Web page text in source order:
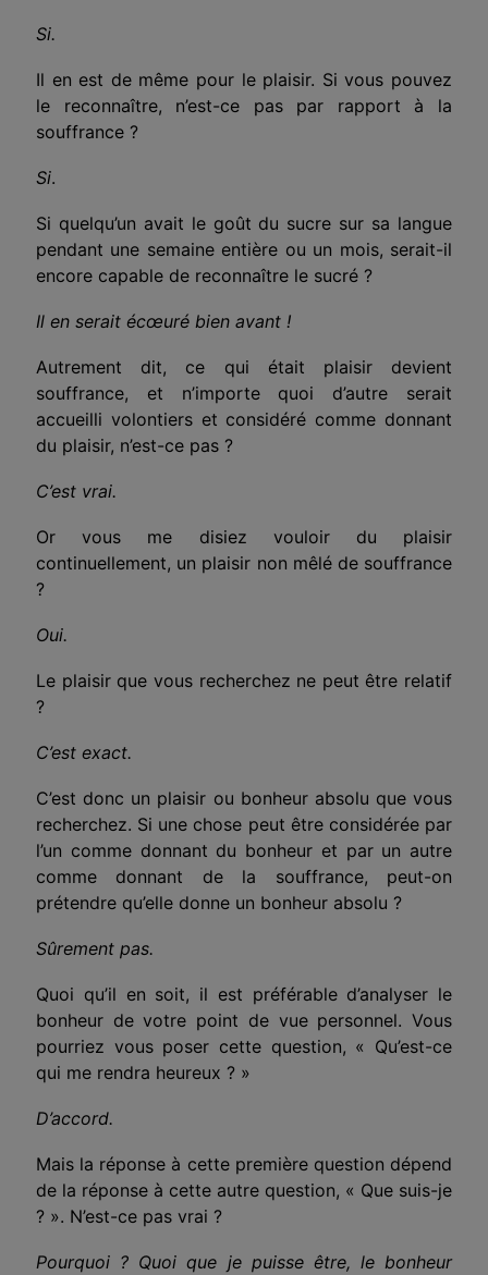
Si.
Il en est de même pour le plaisir. Si vous pouvez
le reconnaître, n’est-ce pas par rapport à la
souffrance ?
Si.
Si quelqu’un avait le goût du sucre sur sa langue
pendant une semaine entière ou un mois, serait-il
encore capable de reconnaître le sucré ?
Il en serait écœuré bien avant !
Autrement dit, ce qui était plaisir devient
souffrance, et n’importe quoi d’autre serait
accueilli volontiers et considéré comme donnant
du plaisir, n’est-ce pas ?
C’est vrai.
Or vous me disiez vouloir du plaisir
continuellement, un plaisir non mêlé de souffrance
?
Oui.
Le plaisir que vous recherchez ne peut être relatif
?
C’est exact.
C’est donc un plaisir ou bonheur absolu que vous
recherchez. Si une chose peut être considérée par
l’un comme donnant du bonheur et par un autre
comme donnant de la souffrance, peut-on
prétendre qu’elle donne un bonheur absolu ?
Sûrement pas.
Quoi qu’il en soit, il est préférable d’analyser le
bonheur de votre point de vue personnel. Vous
pourriez vous poser cette question, « Qu’est-ce
qui me rendra heureux ? »
D’accord.
Mais la réponse à cette première question dépend
de la réponse à cette autre question, « Que suis-je
? ». N’est-ce pas vrai ?
Pourquoi ? Quoi que je puisse être, le bonheur